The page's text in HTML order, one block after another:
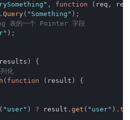
, function ( req , res
. Query( "Something" ) ;
表的一个 Pointer 字段
) ;
results )
{
化
( function ( result )
{
( "user" ) ? result . get ( "user" ) .